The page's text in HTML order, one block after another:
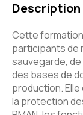
Description
Cette
participants de
sauvegarde,
des bases de
production.
la protection